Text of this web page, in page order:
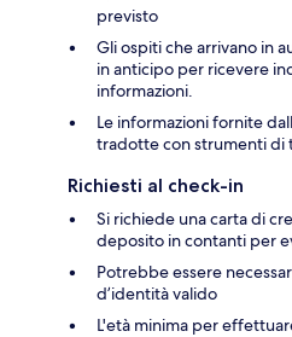
previsto
Gli ospiti che arrivano in
in anticipo per ricevere
informazioni.
Le informazioni fornite
tradotte con strumenti di
Richiesti al check-in
Si richiede una carta di
deposito in contanti per
Potrebbe essere
d’identità valido
L'età minima per